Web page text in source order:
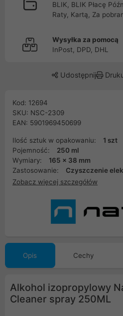
BLIK, BLIK Płacę
Raty, Kartą, Za
Wysyłka za pomocą
InPost, DPD, DHL
Udostępnij
Kod: 12694
SKU: NSC-2309
EAN: 5901969450699
Ilość sztuk w opakowaniu:
1 szt
Pojemność:
250 ml
Wymiary:
165 x 38 mm
Zastosowanie:
Czyszczenie
Zobacz więcej szczegółów
Opis Cechy
Alkohol izopropylowy
Cleaner spray 250ML